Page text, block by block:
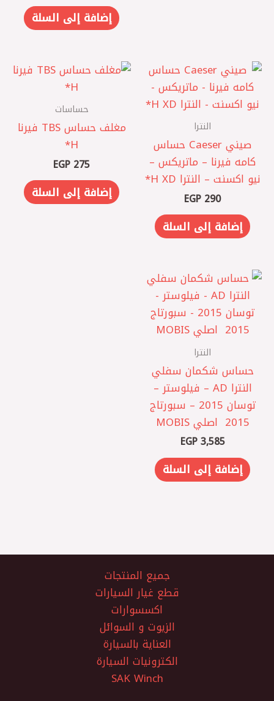
إضافة إلى السلة
النترا
صيني Caeser حساس
كامه فيرنا – ماتريكس –
نيو اكسنت – النترا XD ‏H*
EGP 290
إضافة إلى السلة
حساسات
مغلف حساس TBS فيرنا
EGP 275
إضافة إلى السلة
النترا
حساس شكمان سفلي
النترا AD – فيلوستر –
توسان 2015 – سبورتاج
2015 ‏ اصلي MOBIS
EGP3,585
إضافة إلى السلة
جميع المنتجات
قطع غيار السيارات
اكسسوارات
الزيوت و السوائل
العناية بالسيارة
الكترونيات السيارة
SAK Winch